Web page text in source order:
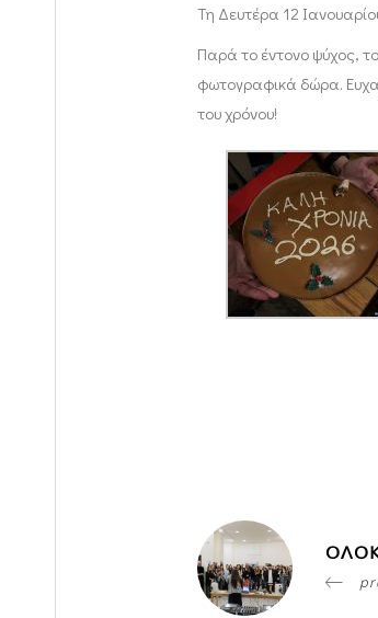
Τη Δευτέρα 12
Παρά το έντονο ψύχος,
φωτογραφικά δώρα.
του χρόνου!